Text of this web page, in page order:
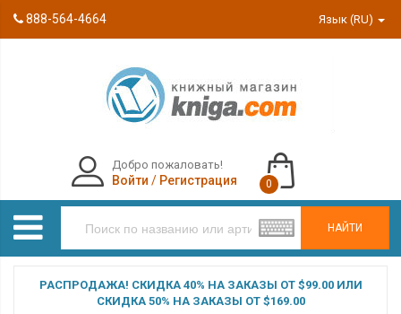
888-564-4664 Язык (RU)
НАЙТИ
Добро пожаловать!
Войти / Регистрация 0
РАСПРОДАЖА! СКИДКА 40% НА ЗАКАЗЫ ОТ $99.00 ИЛИ
СКИДКА 50% НА ЗАКАЗЫ ОТ $169.00